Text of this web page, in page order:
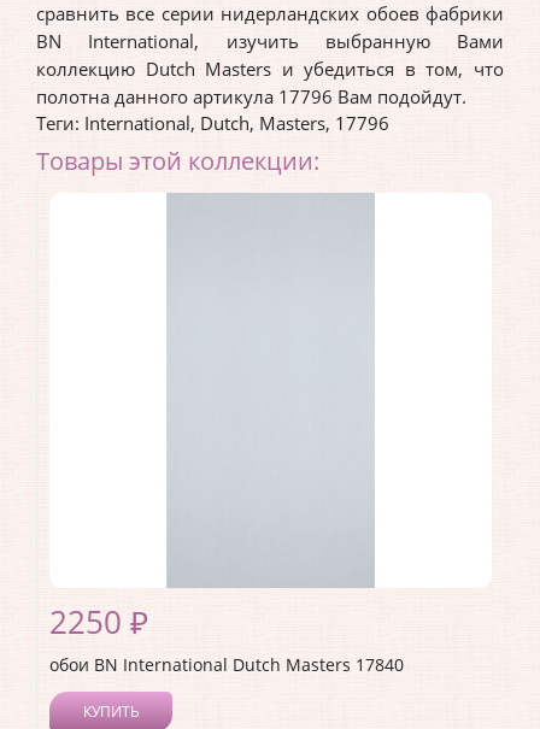
сравнить все серии нидерландских обоев фабрики
BN International, изучить выбранную Вами
коллекцию Dutch Masters и убедиться в том, что
полотна данного артикула 17796 Вам подойдут.
Теги: International, Dutch, Masters, 17796
Товары этой коллекции:
2250 ₽
обои BN International Dutch Masters 17840
КУПИТЬ